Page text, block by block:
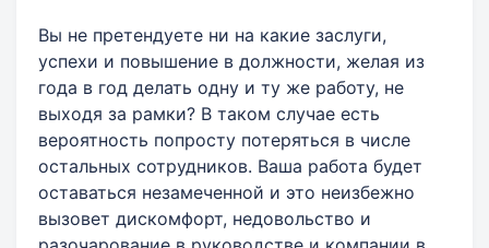
Вы не претендуете ни на какие заслуги,
успехи и повышение в должности, желая из
года в год делать одну и ту же работу, не
выходя за рамки? В таком случае есть
вероятность попросту потеряться в числе
остальных сотрудников. Ваша работа будет
оставаться незамеченной и это неизбежно
вызовет дискомфорт, недовольство и